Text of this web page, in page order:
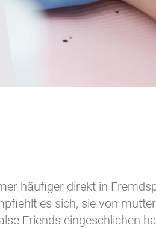
häufiger direkt in
es sich, sie von
Friends eingeschlichen